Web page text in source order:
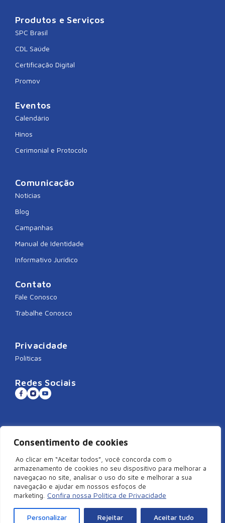
Consentimento de cookies
Ao clicar em “Aceitar todos”, você concorda com o
armazenamento de cookies no seu dispositivo para melhorar a
navegaçao no site, analisar o uso do site e melhorar a sua
navegação e ajudar em nossos esfoços de
marketing.
Confira nossa Política de Privacidade
Personalizar Rejeitar Aceitar tudo
Produtos e Serviços
SPC Brasil
CDL Saúde
Certificação Digital
Promov
Eventos
Calendário
Hinos
Cerimonial e Protocolo
Comunicação
Notícias
Blog
Campanhas
Manual de Identidade
Informativo Jurídico
Contato
Fale Conosco
Trabalhe Conosco
Privacidade
Políticas
Redes Sociais
Sistema CNDL
©2026 Câmara de Dirigentes Lojistas de São Miguel do Oeste/SC –
Todos Direitos Reservados | Rua Duque de Caxias, 920, Centro –
89900-000 | CNPJ: 83.829.820/0001-18